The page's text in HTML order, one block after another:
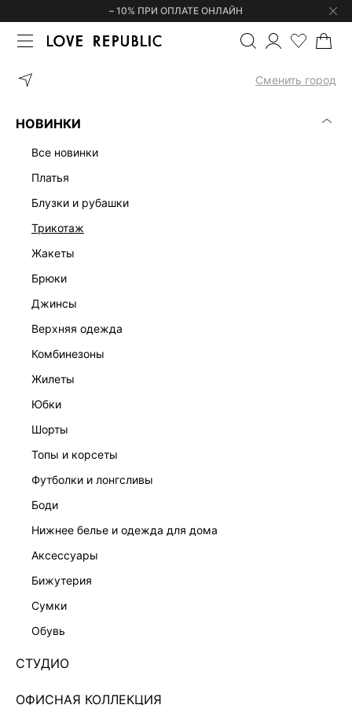
– 10% ПРИ ОПЛАТЕ ОНЛАЙН
Сменить город
НОВИНКИ
все новинки
платья
блузки и рубашки
трикотаж
жакеты
брюки
джинсы
верхняя одежда
комбинезоны
жилеты
юбки
шорты
топы и корсеты
футболки и лонгсливы
боди
нижнее белье и одежда для дома
аксессуары
бижутерия
сумки
обувь
СТУДИО
ОФИСНАЯ КОЛЛЕКЦИЯ
ГЛАВНАЯ ШИФОНОВАЯ ЮБКА МАКСИ
ВЕЧЕРНЯЯ КОЛЛЕКЦИЯ
ШИФОНОВАЯ ЮБКА МАКСИ 5255206205-61
Нет в наличии
ЦВЕТ:БЕЖЕВЫЙ